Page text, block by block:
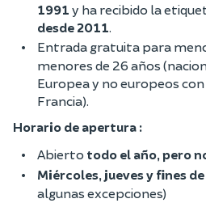
1991 y ha recibido la
desde 2011.
Entrada gratuita para
menores de 26 años
Europea y no europeos
Francia).
Horario de apertura :
Abierto todo el año, pero
Miércoles, jueves y fines
algunas excepciones)